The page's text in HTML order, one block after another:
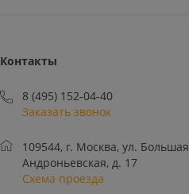
Контакты
8 (495) 152-04-40
Заказать звонок
109544, г. Москва, ул. Большая
Андроньевская, д. 17
Схема проезда